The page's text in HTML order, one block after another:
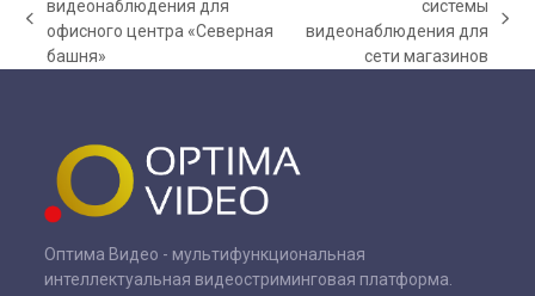
previous
post:
видеонаблюдения для
офисного центра «Северная
башня»
next
системы
видеонаблюдения для
сети магазинов
Оптима Видео - мультифункциональная
интеллектуальная видеостриминговая платформа.